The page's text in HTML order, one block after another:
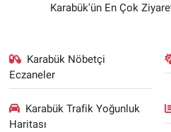
Karabük'ün En Çok
Karabük Nöbetçi
Eczaneler
Karabük Trafik Yoğunluk
Haritası